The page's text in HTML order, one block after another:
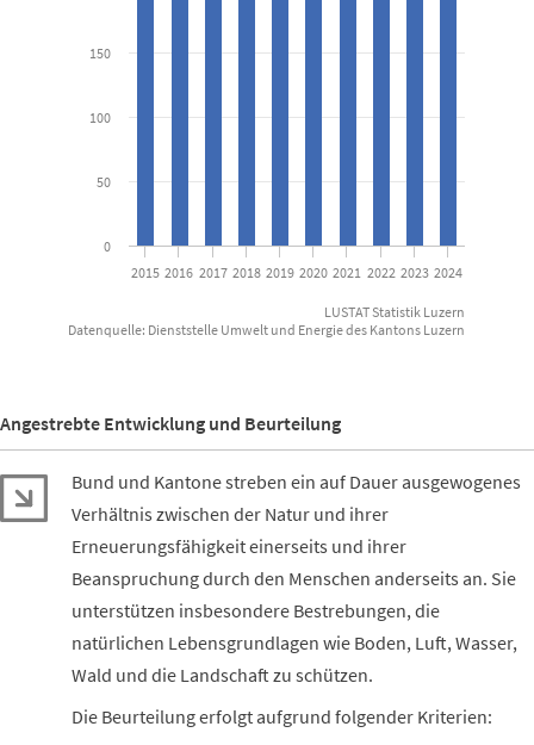
2015 2016 2017 2018 2019 2020 2021 2022 2023 2024
0
50
100
150
LUSTAT Statistik Luzern
Datenquelle: Dienststelle Umwelt und Energie des Kantons Luzern
Angestrebte Entwicklung und Beurteilung
Bund und Kantone streben ein auf Dauer ausgewogenes
Verhältnis zwischen der Natur und ihrer
Erneuerungsfähigkeit einerseits und ihrer
Beanspruchung durch den Menschen anderseits an. Sie
unterstützen insbesondere Bestrebungen, die
natürlichen Lebensgrundlagen wie Boden, Luft, Wasser,
Wald und die Landschaft zu schützen.
Die Beurteilung erfolgt aufgrund folgender Kriterien: